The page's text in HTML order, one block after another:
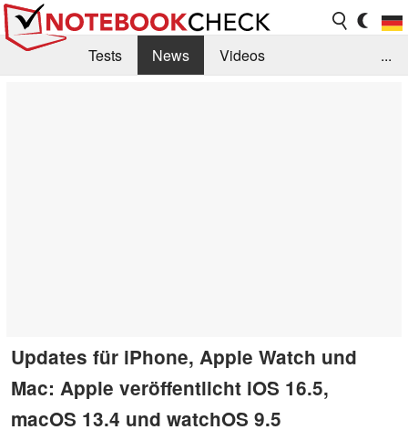
Tests News
Videos
...
Updates für iPhone, Apple Watch und
Mac: Apple veröffentlicht iOS 16.5,
macOS 13.4 und watchOS 9.5